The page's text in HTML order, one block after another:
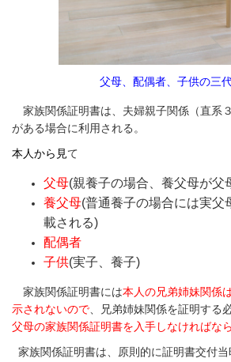
父母、配偶者、子供の三
家族関係証明書は、夫婦親子関係（直系
がある場合に利用される。
本人から見て
父母(親養子の場合、養父母が父
養父母(普通養子の場合には実父
載される)
配偶者
子供(実子、養子)
​ 家族関係証明書には本人の兄弟姉妹関係
示されないので、兄弟姉妹関係を証明する
父母の家族関係証明書を入手しなければなら
家族関係証明書は、原則的に証明書交付